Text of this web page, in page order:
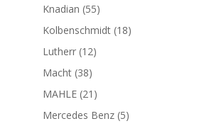
Knadian 5555
productos
Kolbenschmidt 1818
Lutherr 1212
Macht 3838
productos
MAHLE 21 21
productos
Mercedes Benz 55